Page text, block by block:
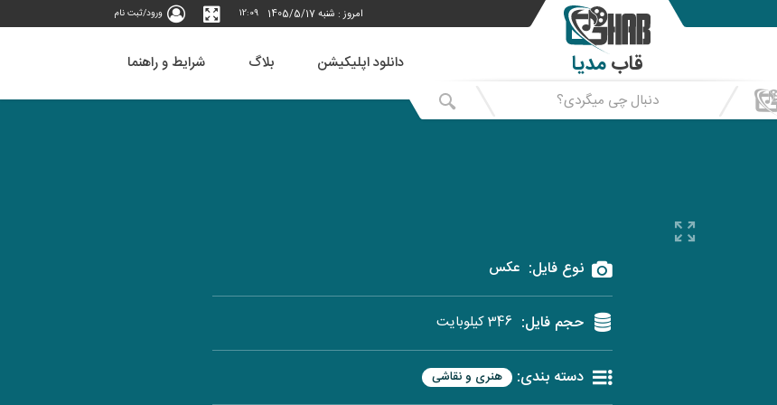
امروز : شنبه 1405/5/17 12:09 ورود/ثبت نام
قابمدیا دانلود اپلیکیشن بلاگ شرایط و راهنما
نوع فایل: عکس
حجم فایل: 346 کیلوبایت
دسته بندی: هنری و نقاشی